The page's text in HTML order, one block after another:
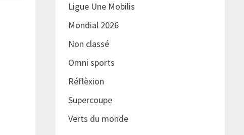
Ligue Une Mobilis
Mondial 2026
Non classé
Omni sports
Réflèxion
Supercoupe
Verts du monde